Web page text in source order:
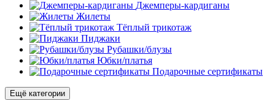
Джемперы-кардиганы
Жилеты
Тёплый трикотаж
Пиджаки
Рубашки/блузы
Юбки/платья
Подарочные сертификаты
Ещё категории